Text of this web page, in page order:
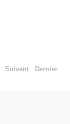
Suivant Dernier